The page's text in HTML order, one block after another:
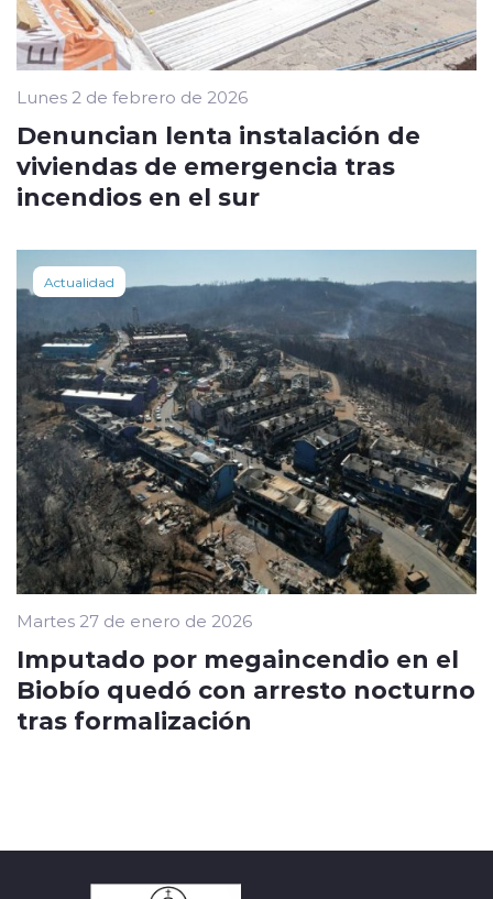
Lunes 2 de febrero de 2026
Denuncian lenta instalación de
viviendas de emergencia tras
incendios en el sur
Actualidad
Martes 27 de enero de 2026
Imputado por megaincendio en el
Biobío quedó con arresto nocturno
tras formalización